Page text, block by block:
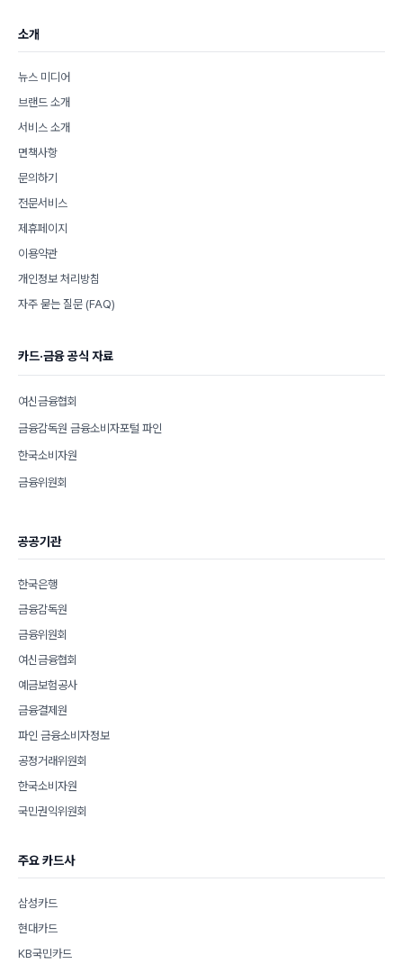
소개
뉴스 미디어
브랜드 소개
서비스 소개
면책사항
문의하기
전문서비스
제휴페이지
이용약관
개인정보 처리방침
자주 묻는 질문 (FAQ)
카드·금융 공식 자료
여신금융협회
금융감독원 금융소비자포털 파인
한국소비자원
금융위원회
공공기관
한국은행
금융감독원
금융위원회
여신금융협회
예금보험공사
금융결제원
파인 금융소비자정보
공정거래위원회
한국소비자원
국민권익위원회
주요 카드사
삼성카드
현대카드
KB국민카드